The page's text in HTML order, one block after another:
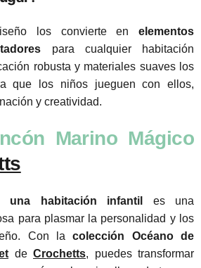
los convierte en elementos
para cualquier habitación
robusta y materiales suaves los
que los niños jueguen con ellos,
y creatividad.
Marino Mágico
una habitación infantil
es una
para plasmar la personalidad y los
Con lacolección Océano de
de Crochetts, puedes transformar